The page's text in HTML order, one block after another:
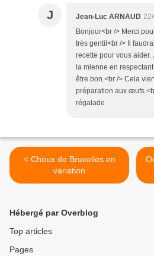
J Jean-Luc ARNAUD
Bonjour<br /> Merci
très gentil<br /> Il
recette pour vous aider.
la mienne en
être bon.<br /> Cela
préparation aux
régalade
< Choux de Bruxelles en
variation
Hébergé par Overblog
Top articles
Pages